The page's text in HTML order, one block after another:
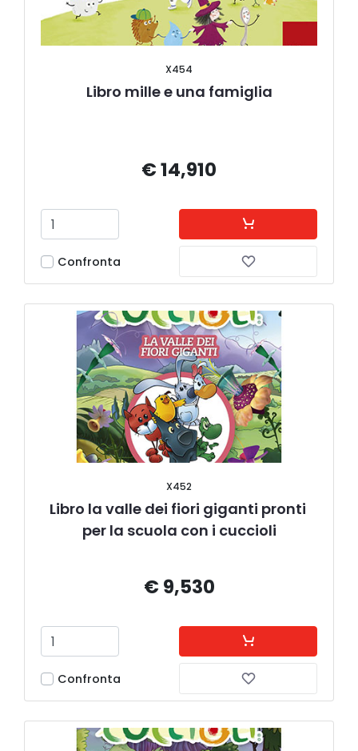
X454
Libro mille e una famiglia
€ 14,910
Confronta
X452
Libro la valle dei fiori giganti pronti
per la scuola con i cuccioli
€ 9,530
Confronta